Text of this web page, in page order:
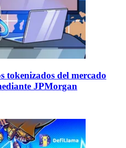
tokenizados del mercado
JPMorgan